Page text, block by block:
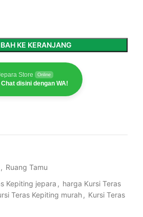
KE KERANJANG
Store Online
disini dengan WA!
, Ruang Tamu
Kepiting jepara , harga Kursi Teras
Teras Kepiting murah, Kursi Teras